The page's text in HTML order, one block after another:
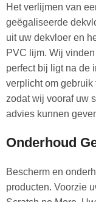
Het verlijmen van
geëgaliseerde
uit uw dekvloer en
PVC lijm. Wij
perfect bij ligt na de
verplicht om gebruik
zodat wij vooraf uw
advies kunnen
Onderhoud
Bescherm en
producten. Voorzie